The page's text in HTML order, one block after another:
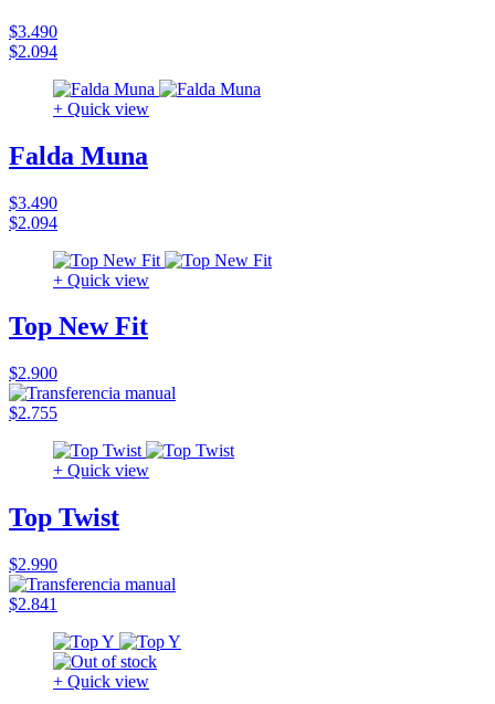
$3.490
$2.094
+ Quick view
Falda Muna
$3.490
$2.094
+ Quick view
Top New Fit
$2.900
$2.755
+ Quick view
Top Twist
$2.990
$2.841
+ Quick view